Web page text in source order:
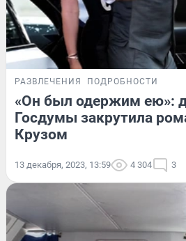
РАЗВЛЕЧЕНИЯ ПОДРОБНОСТИ
«Он был одержим ею»:
Госдумы закрутила
Крузом
13 декабря, 2023, 13:59 4 304 3